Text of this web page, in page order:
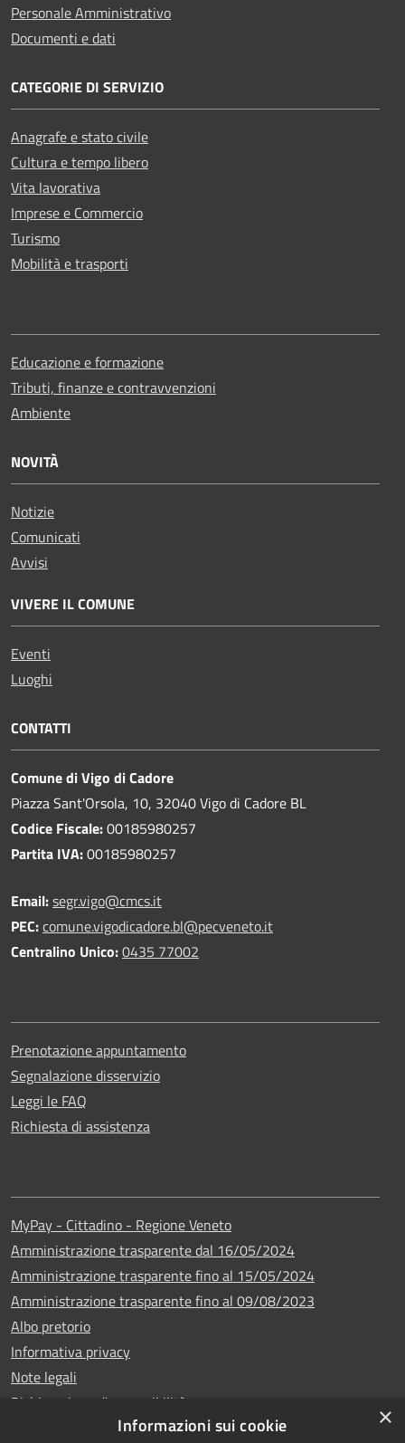
Personale Amministrativo
Documenti e dati
CATEGORIE DI SERVIZIO
Anagrafe e stato civile
Cultura e tempo libero
Vita lavorativa
Imprese e Commercio
Turismo
Mobilità e trasporti
Educazione e formazione
Tributi, finanze e contravvenzioni
Ambiente
NOVITÀ
Notizie
Comunicati
Avvisi
VIVERE IL COMUNE
Eventi
Luoghi
CONTATTI
Comune di Vigo di Cadore
Piazza Sant'Orsola, 10, 32040 Vigo di Cadore BL
Codice Fiscale:00185980257
Partita IVA:00185980257
Email:segr.vigo@cmcs.it
PEC:comune.vigodicadore.bl@pecveneto.it
Centralino Unico:0435 77002
Prenotazione appuntamento
Segnalazione disservizio
Leggi le FAQ
Richiesta di assistenza
MyPay - Cittadino - Regione Veneto
Amministrazione trasparente dal 16/05/2024
Amministrazione trasparente fino al 15/05/2024
Amministrazione trasparente fino al 09/08/2023
Albo pretorio
Informativa privacy
Note legali
Dichiarazione di accessibilità
×
Informazioni sui cookie